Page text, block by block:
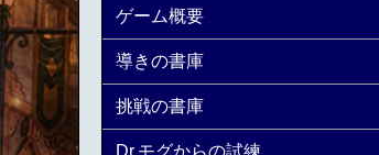
ゲーム概要
導きの書庫
挑戦の書庫
Dr.モグからの試練